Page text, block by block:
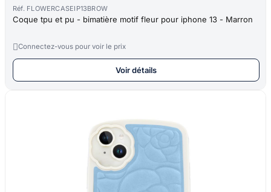
Réf. FLOWERCASEIP13BROW
Coque tpu et pu - bimatière motif fleur pour iphone 13 - Marron
Connectez-vous pour voir le prix
Voir détails